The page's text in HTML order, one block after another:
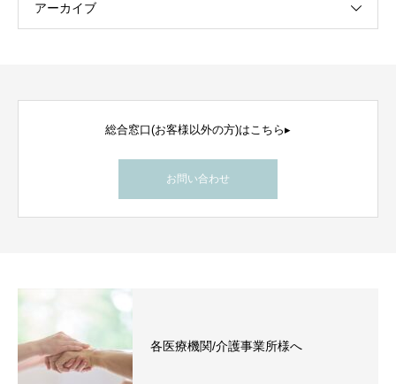
アーカイブ
総合窓口(お客様以外の方)はこちら▸
お問い合わせ
各医療機関/介護事業所様へ